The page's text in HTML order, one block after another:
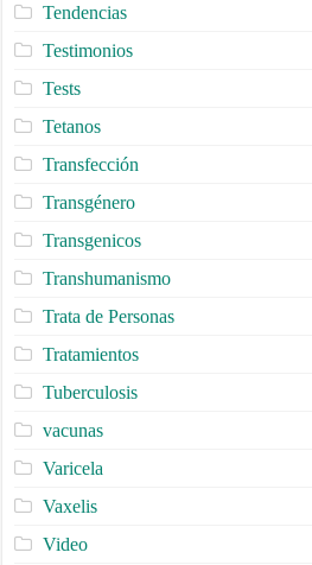
Tendencias
Testimonios
Tests
Tetanos
Transfección
Transgénero
Transgenicos
Transhumanismo
Trata de Personas
Tratamientos
Tuberculosis
vacunas
Varicela
Vaxelis
Video